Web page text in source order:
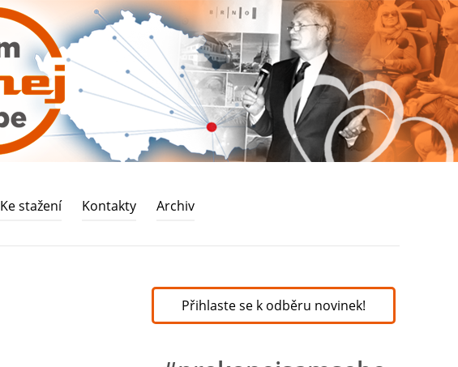
Ke stažení Kontakty Archiv
Přihlaste se k odběru novinek!